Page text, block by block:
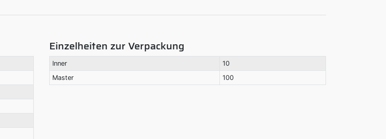
Einzelheiten zur Verpackung
Inner
10
Master
100